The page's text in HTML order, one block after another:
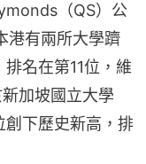
（QS）公
港有兩所大學躋
名在第11位，維
加坡國立大學
創下歷史新高，排